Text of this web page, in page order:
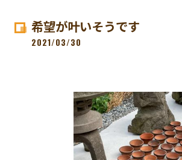
希望が叶いそうです
2021/03/30